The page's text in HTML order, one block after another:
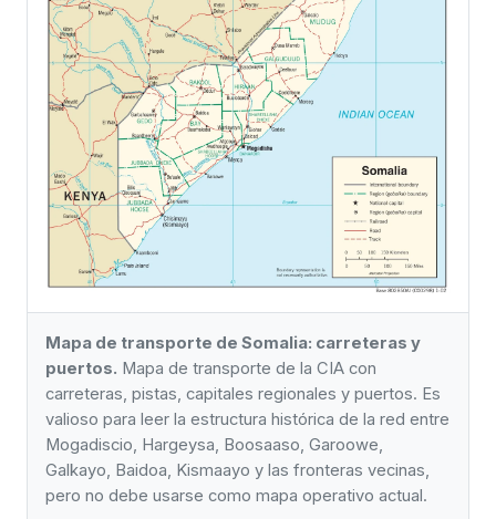
Mapa de transporte de Somalia: carreteras y
puertos. Mapa de transporte de la CIA con
carreteras, pistas, capitales regionales y puertos. Es
valioso para leer la estructura histórica de la red entre
Mogadiscio, Hargeysa, Boosaaso, Garoowe,
Galkayo, Baidoa, Kismaayo y las fronteras vecinas,
pero no debe usarse como mapa operativo actual.